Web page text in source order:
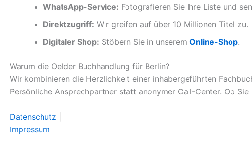
WhatsApp-Service: Fotografieren Sie Ihre Liste und
Direktzugriff: Wir greifen auf über 10 Millionen Titel zu.
Digitaler Shop: Stöbern Sie in unserem Online-Shop.
Warum die Oelder Buchhandlung für Berlin?
Wir kombinieren die Herzlichkeit einer inhabergeführten
Persönliche Ansprechpartner statt anonymer Call-Center. Ob
Datenschutz
Impressum